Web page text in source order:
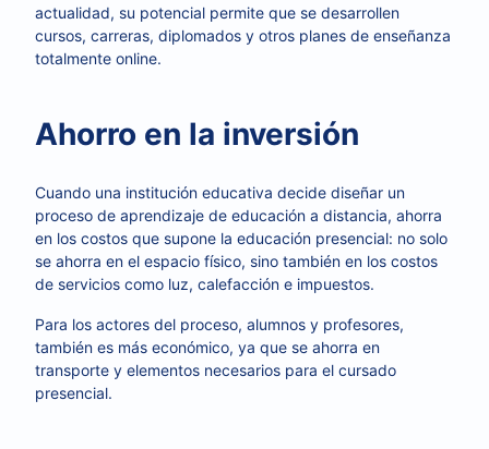
actualidad, su potencial permite que se desarrollen
cursos, carreras, diplomados y otros planes de enseñanza
totalmente online.
Ahorro en la inversión
Cuando una institución educativa decide diseñar un
proceso de aprendizaje de educación a distancia, ahorra
en los costos que supone la educación presencial: no solo
se ahorra en el espacio físico, sino también en los costos
de servicios como luz, calefacción e impuestos.
Para los actores del proceso, alumnos y profesores,
también es más económico, ya que se ahorra en
transporte y elementos necesarios para el cursado
presencial.